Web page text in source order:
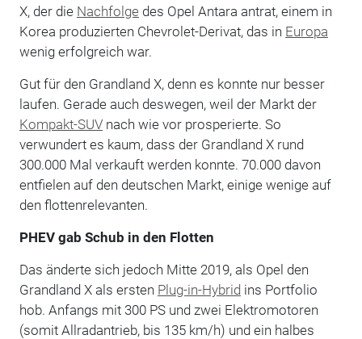
X, der die Nachfolge des Opel Antara antrat, einem in
Korea produzierten Chevrolet-Derivat, das in Europa
wenig erfolgreich war.
Gut für den Grandland X, denn es konnte nur besser
laufen. Gerade auch deswegen, weil der Markt der
Kompakt-SUVnach wie vor prosperierte. So
verwundert es kaum, dass der Grandland X rund
300.000 Mal verkauft werden konnte. 70.000 davon
entfielen auf den deutschen Markt, einige wenige auf
den flottenrelevanten.
PHEV gab Schub in den Flotten
Das änderte sich jedoch Mitte 2019, als Opel den
Grandland X als ersten Plug-in-Hybrid ins Portfolio
hob. Anfangs mit 300 PS und zwei Elektromotoren
(somit Allradantrieb, bis 135 km/h) und ein halbes